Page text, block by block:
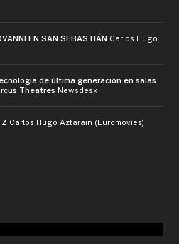
EN SAN SEBASTIÁN Carlos Hugo
de última generación en salas
Theatres Newsdesk
Carlos Hugo Aztarain (Euromovies)